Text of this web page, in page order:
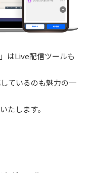
はLive配信ツールも
ているのも魅力の一
たします。